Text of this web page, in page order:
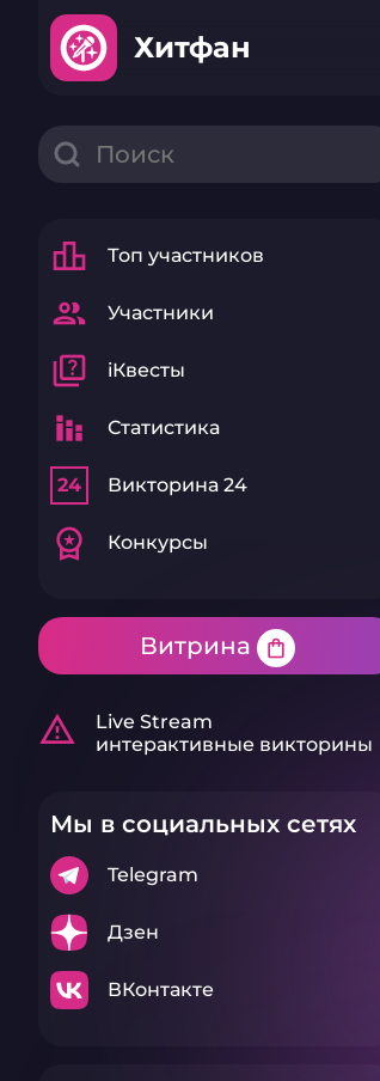
Хитфан
leaderboard Топ участников
group Участники
quiz iКвесты
stacked_bar_chart Статистика
24 Викторина 24
workspace_premium Конкурсы
Витрина shopping_bag
warning_amber
Live Stream
интерактивные викторины
Мы в социальных сетях
Telegram
Дзен
ВКонтакте